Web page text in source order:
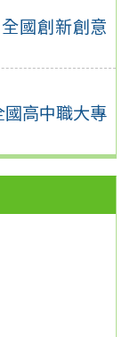
國創新創意
高中職大專